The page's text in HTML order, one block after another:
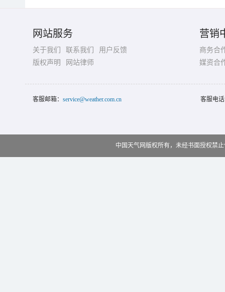
网站服务
关于我们 联系我们
用户反馈
版权声明
网站律师
营销
商务合
媒资合
客服邮箱： service@weather.com.cn 客服电
中国天气网版权所有，未经书面授权